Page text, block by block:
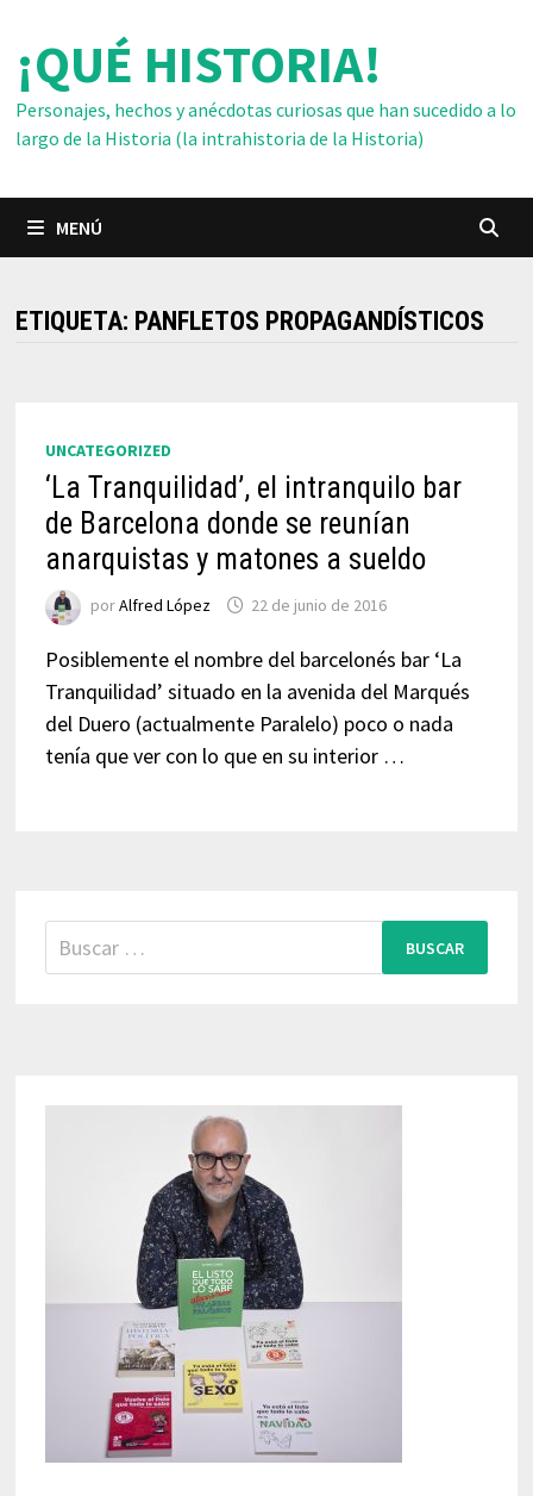
contenido
¡QUÉ HISTORIA!
Personajes, hechos y anécdotas curiosas que han sucedido a lo
largo de la Historia (la intrahistoria de la Historia)
MENÚ
ETIQUETA: PANFLETOS PROPAGANDÍSTICOS
UNCATEGORIZED
‘La Tranquilidad’, el intranquilo bar
de Barcelona donde se reunían
anarquistas y matones a sueldo
porAlfred López 22 de junio de 2016
Posiblemente el nombre del barcelonés bar ‘La
Tranquilidad’ situado en la avenida del Marqués
del Duero (actualmente Paralelo) poco o nada
tenía que ver con lo que en su interior …
Buscar: